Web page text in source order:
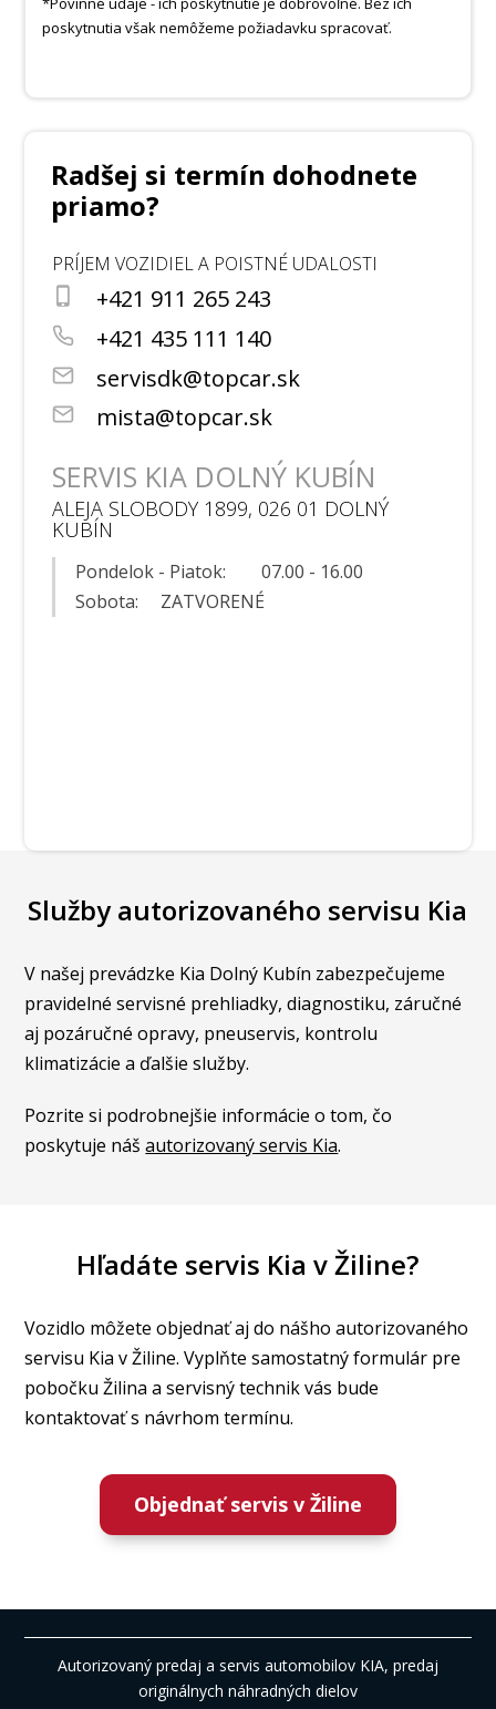
poskytnutia však nemôžeme požiadavku spracovať.
Radšej si termín dohodnete
priamo?
PRÍJEM VOZIDIEL A POISTNÉ UDALOSTI
+421 911 265 243
+421 435 111 140
servisdk@topcar.sk
mista@topcar.sk
SERVIS KIA DOLNÝ KUBÍN
ALEJA SLOBODY 1899, 026 01 DOLNÝ
KUBÍN
Pondelok - Piatok: 07.00 - 16.00
Sobota: ZATVORENÉ
Služby autorizovaného servisu Kia
V našej prevádzke Kia Dolný Kubín zabezpečujeme
pravidelné servisné prehliadky, diagnostiku, záručné
aj pozáručné opravy, pneuservis, kontrolu
klimatizácie a ďalšie služby.
Pozrite si podrobnejšie informácie o tom, čo
poskytuje nášautorizovaný servis Kia.
Hľadáte servis Kia v Žiline?
Vozidlo môžete objednať aj do nášho autorizovaného
servisu Kia v Žiline. Vyplňte samostatný formulár pre
pobočku Žilina a servisný technik vás bude
kontaktovať s návrhom termínu.
Objednať servis v Žiline
Autorizovaný predaj a servis automobilov KIA, predaj
originálnych náhradných dielov